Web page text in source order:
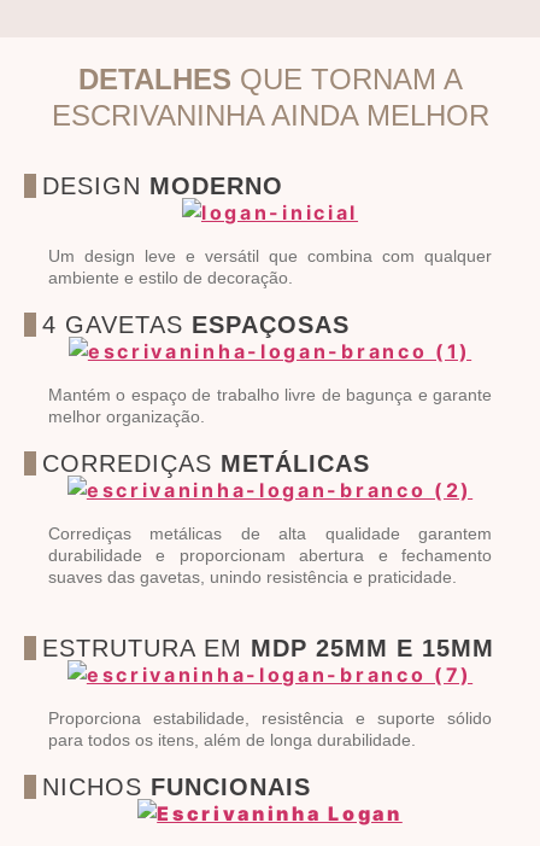
DETALHES QUE TORNAM A
ESCRIVANINHA AINDA MELHOR
DESIGN MODERNO
Um design leve e versátil que combina com qualquer
ambiente e estilo de decoração.
4 GAVETAS ESPAÇOSAS
Mantém o espaço de trabalho livre de bagunça e garante
melhor organização.
CORREDIÇAS METÁLICAS
Corrediças metálicas de alta qualidade garantem
durabilidade e proporcionam abertura e fechamento
suaves das gavetas, unindo resistência e praticidade.
ESTRUTURA EM MDP 25MM E 15MM
Proporciona estabilidade, resistência e suporte sólido
para todos os itens, além de longa durabilidade.
NICHOS FUNCIONAIS